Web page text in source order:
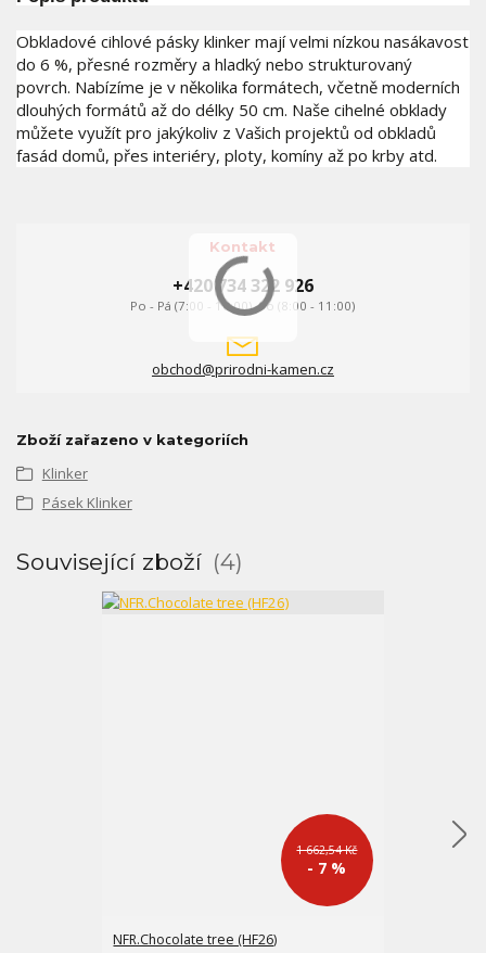
Obkladové cihlové pásky klinker mají velmi nízkou nasákavost
do 6 %, přesné rozměry a hladký nebo strukturovaný
povrch. Nabízíme je v několika formátech, včetně moderních
dlouhých formátů až do délky 50 cm. Naše cihelné obklady
můžete využít pro jakýkoliv z Vašich projektů od obkladů
fasád domů, přes interiéry, ploty, komíny až po krby atd.
Kontakt
+420 734 322 926
Po - Pá (7:00 - 16:00), So (8:00 - 11:00)
obchod@prirodni-kamen.cz
Zboží zařazeno v kategoriích
Klinker
Pásek Klinker
Související zboží 4
1 662,54 Kč
- 7 %
NFR.Chocolate tree (HF26)